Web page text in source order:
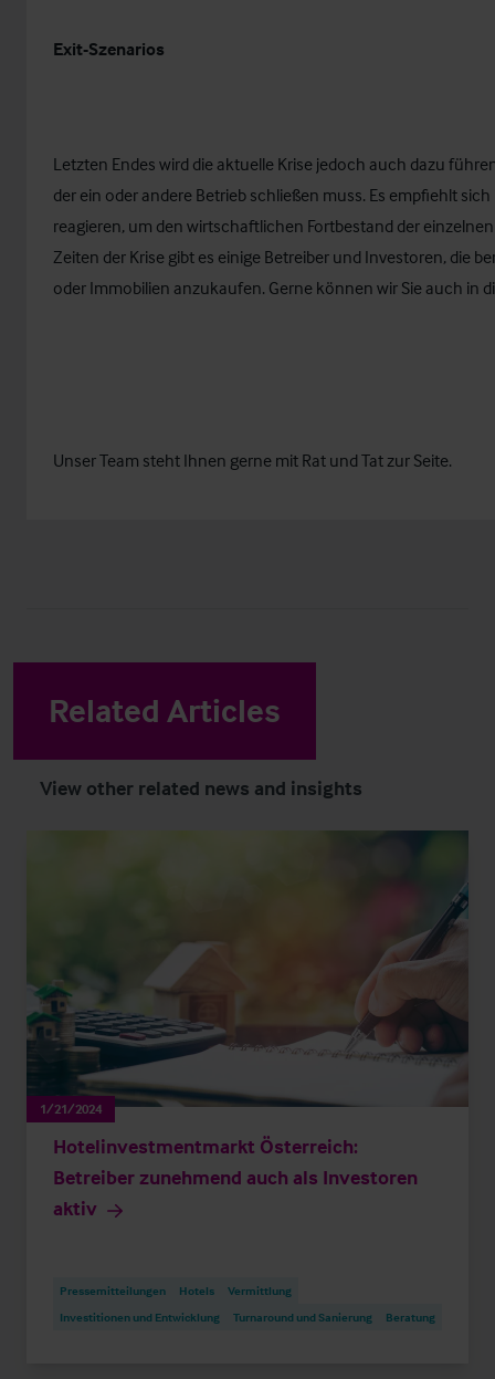
Exit-Szenarios
Letzten Endes wird die aktuelle Krise jedoch auch dazu
der ein oder andere Betrieb schließen muss. Es empfiehlt
reagieren, um den wirtschaftlichen Fortbestand der
Zeiten der Krise gibt es einige Betreiber und Investoren, die
oder Immobilien anzukaufen. Gerne können wir Sie auch in
UnserTeam steht Ihnen gerne mit Rat und Tat zur Seite.
Related Articles
View other related news and insights
1/21/2024
Hotelinvestmentmarkt Österreich:
Betreiber zunehmend auch als Investoren
aktiv
Pressemitteilungen Hotels
Vermittlung
Investitionen und Entwicklung
Turnaround und Sanierung Beratung